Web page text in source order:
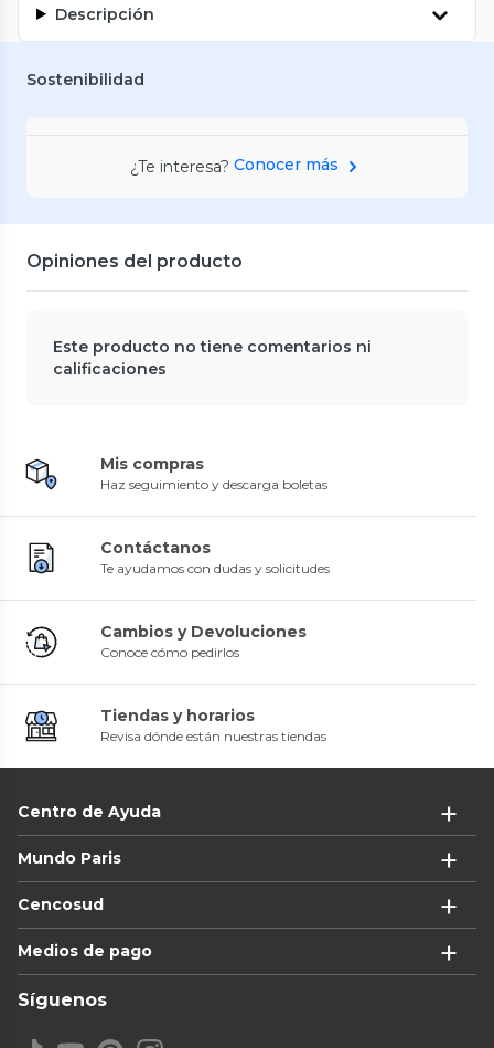
Descripción
Sostenibilidad
¿Te interesa? Conocer más
Opiniones del producto
Este producto no tiene comentarios ni
calificaciones
Mis compras
Haz seguimiento y descarga boletas
Contáctanos
Te ayudamos con dudas y solicitudes
Cambios y Devoluciones
Conoce cómo pedirlos
Tiendas y horarios
Revisa dónde están nuestras tiendas
Centro de Ayuda
Mundo Paris
Cencosud
Medios de pago
Síguenos